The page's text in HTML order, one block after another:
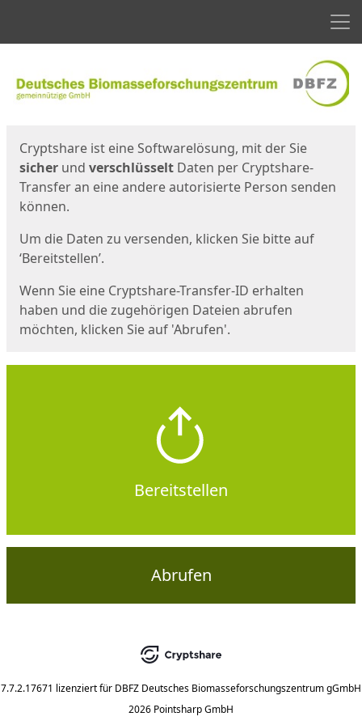
Cryptshare ist eine Softwarelösung, mit der Sie
sicher und verschlüsselt Daten per Cryptshare-
Transfer an eine andere autorisierte Person senden
können.
Um die Daten zu versenden, klicken Sie bitte auf
‘Bereitstellen’.
Wenn Sie eine Cryptshare-Transfer-ID erhalten
haben und die zugehörigen Dateien abrufen
möchten, klicken Sie auf 'Abrufen'.
Bereitstellen
Abrufen
7.7.2.17671 lizenziert für DBFZ Deutsches Biomasseforschungszentrum gGmbH
2026 Pointsharp GmbH